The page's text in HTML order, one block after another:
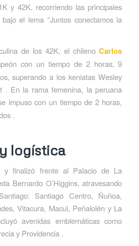
y 42K, recorriendo las principales
el lema “Juntos conectamos la
de los 42K, el chilenoCarlos
con un tiempo de 2 horas, 9
superando a los keniatas Wesley
. En la rama femenina, la peruana
impuso con un tiempo de 2 horas,
.
logística
y finalizó frente al Palacio de La
Bernardo O’Higgins, atravesando
Santiago Centro, Ñuñoa,
Vitacura, Macul, Peñalolén y La
avenidas emblemáticas como
y Providencia .